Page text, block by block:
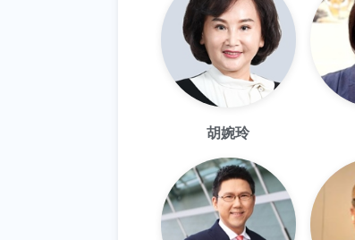
胡婉玲